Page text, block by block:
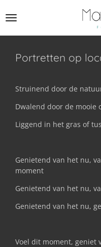
direct
hoofdinhoud
Portretten op
Struinend door de
Dwalend door de mooie
Liggend in het gras of
Genietend van het nu,
moment
Genietend van het nu,
Genietend van het nu,
Voel dit moment, geniet